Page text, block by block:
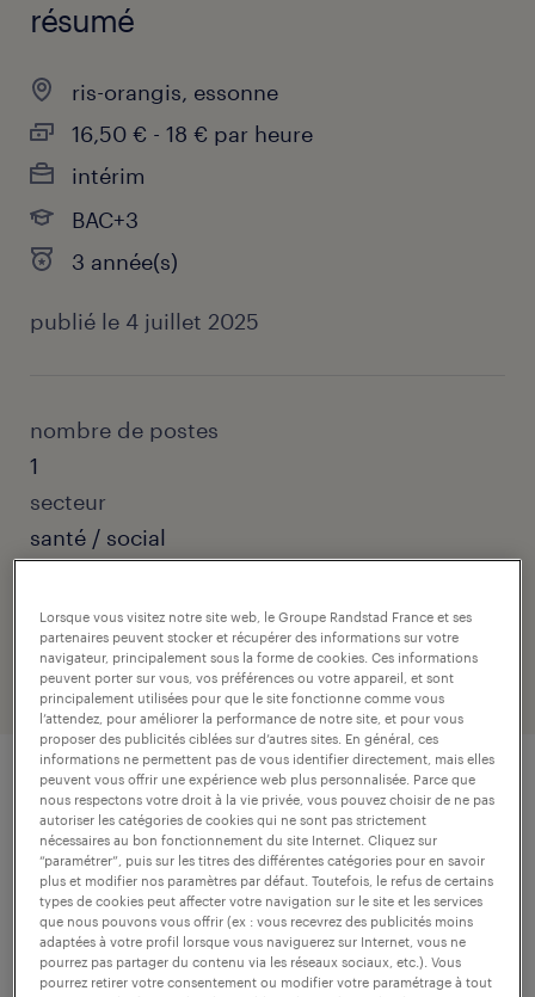
résumé
ris-orangis, essonne
16,50 € - 18 € par heure
intérim
BAC+3
3 année(s)
publié le 4 juillet 2025
nombre de postes
1
secteur
santé / social
307-J02-0001605_01L
description.
descriptif du poste
Prêt(e) à transformer des vies en tant
Lorsque vous visitez notre site web, le Groupe Randstad France et ses
partenaires peuvent stocker et récupérer des informations sur votre
navigateur, principalement sous la forme de cookies. Ces informations
peuvent porter sur vous, vos préférences ou votre appareil, et sont
principalement utilisées pour que le site fonctionne comme vous
l’attendez, pour améliorer la performance de notre site, et pour vous
proposer des publicités ciblées sur d’autres sites. En général, ces
informations ne permettent pas de vous identifier directement, mais elles
peuvent vous offrir une expérience web plus personnalisée. Parce que
nous respectons votre droit à la vie privée, vous pouvez choisir de ne pas
autoriser les catégories de cookies qui ne sont pas strictement
nécessaires au bon fonctionnement du site Internet. Cliquez sur
“paramétrer”, puis sur les titres des différentes catégories pour en savoir
plus et modifier nos paramètres par défaut. Toutefois, le refus de certains
types de cookies peut affecter votre navigation sur le site et les services
que nous pouvons vous offrir (ex : vous recevrez des publicités moins
adaptées à votre profil lorsque vous naviguerez sur Internet, vous ne
pourrez pas partager du contenu via les réseaux sociaux, etc.). Vous
pourrez retirer votre consentement ou modifier votre paramétrage à tout